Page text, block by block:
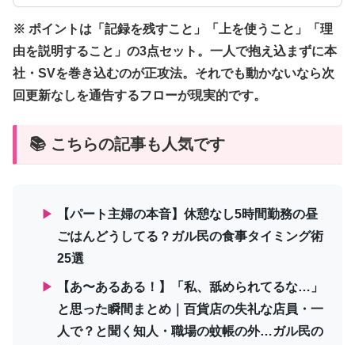
※ ポイントは「記録を残すこと」「上を使うこと」「理
由を説明すること」の3点セット。一人で抱え込まずに本
社・SVを巻き込むのが正攻法。それでも動かないなら次
回更新なしを通告するフローが現実的です。
📚 こちらの記事も人気です
▶
【パート主婦の本音】休憩なし5時間勤務の昼
ごはんどうしてる？ガル民の食事タイミング術
25選
▶
【あ〜あるある！】「私、舐められてるな…」
と思った瞬間まとめ｜百貨店の失礼な店員・一
人で？と聞く知人・職場の蚊帳の外…ガル民の